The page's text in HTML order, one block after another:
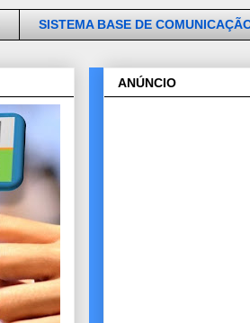
SISTEMA BASE DE
ANÚNCIO